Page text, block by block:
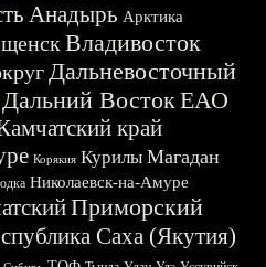
Анадырь Арктика
Владивосток
Дальневосточный
Дальний ВостокЕАО
край
Корякия Курилы Магадан
Николаевск-на-Амуре
Приморский
Саха (Якутия)